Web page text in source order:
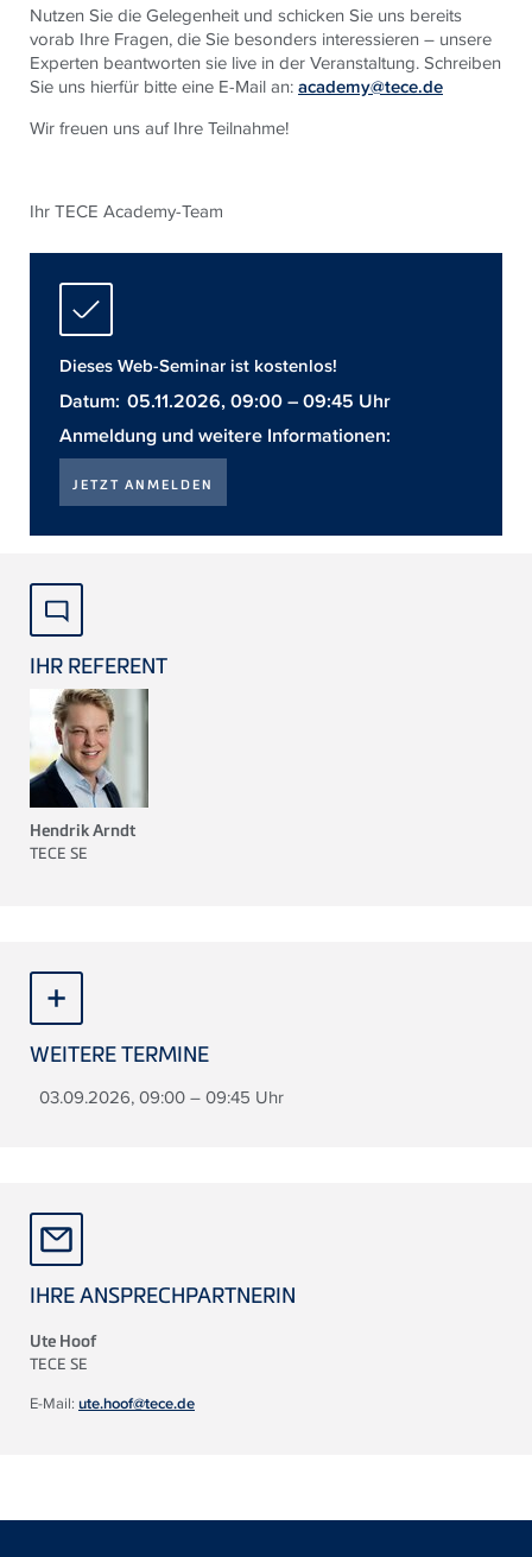
Nutzen Sie die Gelegenheit und schicken Sie uns bereits
vorab Ihre Fragen, die Sie besonders interessieren – unsere
Experten beantworten sie live in der Veranstaltung. Schreiben
Sie uns hierfür bitte eine E-Mail an:academy@tece.de
Wir freuen uns auf Ihre Teilnahme!
IhrTECE Academy-Team
Dieses Web-Seminar ist kostenlos!
Datum: 05.11.2026, 09:00 – 09:45 Uhr
Anmeldung und weitere Informationen:
JETZT ANMELDEN
IHR REFERENT
Hendrik Arndt
TECE SE
WEITERE TERMINE
03.09.2026, 09:00 – 09:45 Uhr
IHRE ANSPRECHPARTNERIN
Ute Hoof
TECE SE
E-Mail: ute.hoof@tece.de